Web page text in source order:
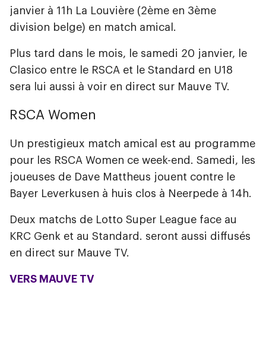
janvier à 11h La Louvière (2ème en 3ème
division belge) en match amical.
Plus tard dans le mois, le samedi 20 janvier, le
Clasico entre le RSCA et le Standard en U18
sera lui aussi à voir en direct sur Mauve TV.
RSCA Women
Un prestigieux match amical est au programme
pour les RSCA Women ce week-end. Samedi, les
joueuses de Dave Mattheus jouent contre le
Bayer Leverkusen à huis clos à Neerpede à 14h.
Deux matchs de Lotto Super League face au
KRC Genk et au Standard. seront aussi diffusés
en direct sur Mauve TV.
VERS MAUVE TV